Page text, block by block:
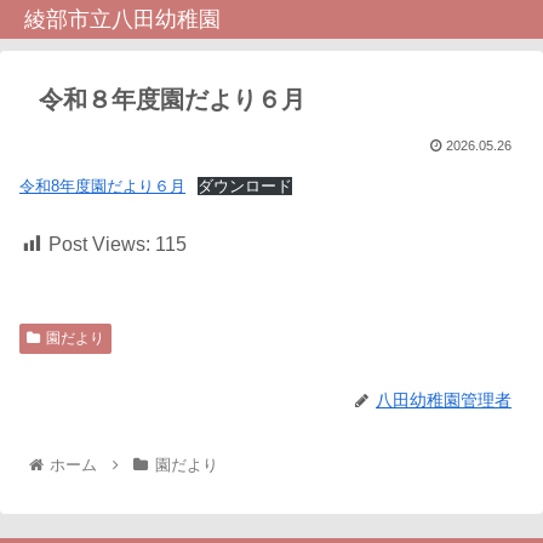
綾部市立八田幼稚園
令和８年度園だより６月
2026.05.26
令和8年度園だより６月 ダウンロード
Post Views: 115
園だより
八田幼稚園管理者
ホーム 園だより